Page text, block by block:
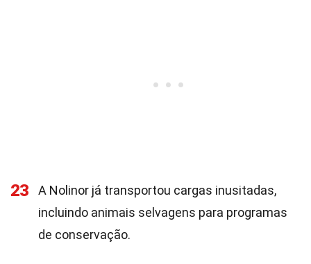
23
A Nolinor já transportou cargas inusitadas,
incluindo animais selvagens para programas
de conservação.